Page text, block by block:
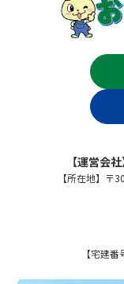
【運営会
【所在地】〒
【宅建